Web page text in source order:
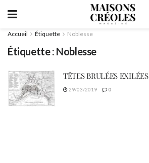
Accueil Étiquette Noblesse
Étiquette : Noblesse
TÊTES BRULÉES
29/03/2019 0